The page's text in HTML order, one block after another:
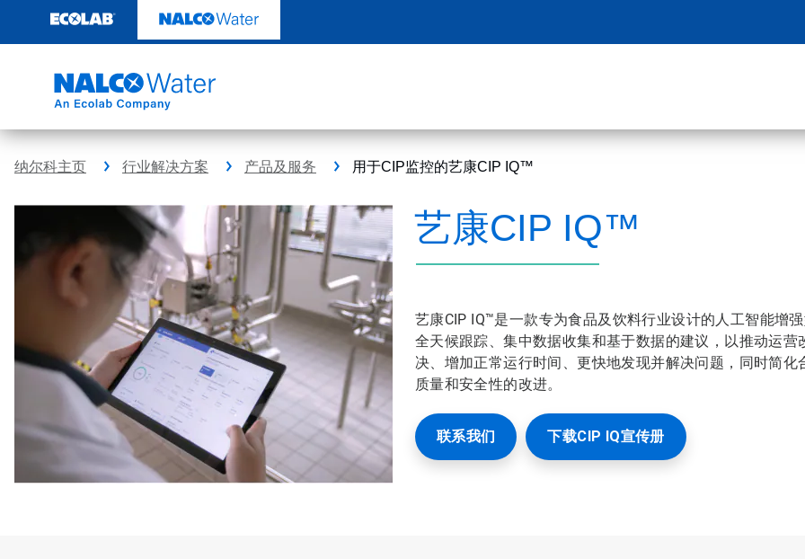
至
纳尔科主页 行业解决方案 产品及服务 用于CIP监控的艺康CIP IQ™
艺康CIP IQ™
艺康CIP IQ™是一款专为食品及饮料行业设计的人工智能增
全天候跟踪、集中数据收集和基于数据的建议，以推动运
决、增加正常运行时间、更快地发现并解决问题，同时简
质量和安全性的改进。
联系我们 下载CIP IQ宣传册